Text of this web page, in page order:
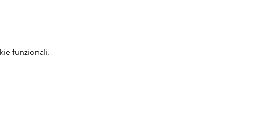
funzionali.